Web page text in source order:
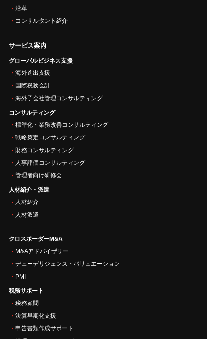
沿革
コンサルタント紹介
サービス案内
グローバルビジネス支援
海外進出支援
国際税務会計
海外子会社管理コンサルティング
コンサルティング
標準化・業務改善コンサルティング
戦略策定コンサルティング
財務コンサルティング
人事評価コンサルティング
管理者向け研修会
人材紹介・派遣
人材紹介
人材派遣
クロスボーダーM&A
M&Aアドバイザリー
デューデリジェンス・バリュエーション
PMI
税務サポート
税務顧問
決算早期化支援
申告書類作成サポート